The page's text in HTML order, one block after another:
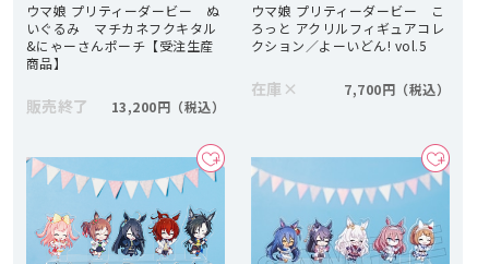
ウマ娘 プリティーダービー ぬ
いぐるみ マチカネフクキタル
&にゃーさんポーチ【受注生産
商品】
販売終了 13,200円
ウマ娘 プリティーダービー こ
ろっと アクリルフィギュアコレ
クション／よーいどん! vol.5
在庫 × 7,700円